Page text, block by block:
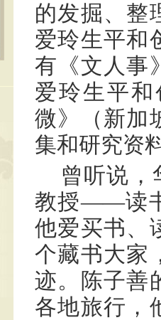
的发掘、整
爱玲生平和
有《文人事
爱玲生平
微》（新加
集和研究资
曾听说，
教授——读
他爱买书、
个藏书大家
迹。陈子善
各地旅行，